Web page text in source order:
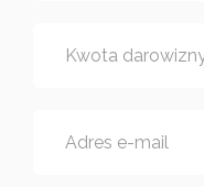
Kwota
Adres e-mail